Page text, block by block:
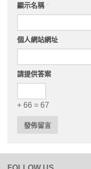
顯示名稱
個人網站網址
請提供答案
+ 66 = 67